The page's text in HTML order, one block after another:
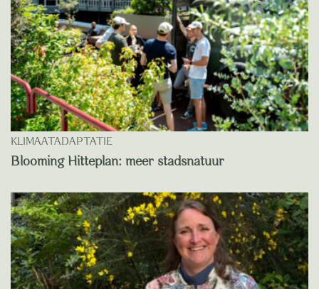
KLIMAATADAPTATIE
Blooming Hitteplan: meer stadsnatuur